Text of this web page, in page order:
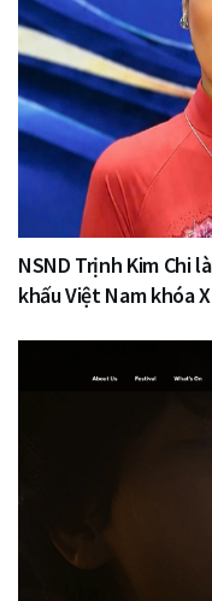
NSND Trịnh Kim Chi
khấu Việt Nam khóa X